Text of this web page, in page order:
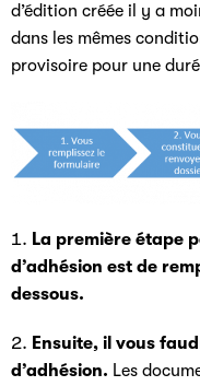
d’édition créée il y a
dans les mêmes
provisoire pour une
La première étape
d’adhésion est de
dessous.
Ensuite, il vous
d’adhésion. Les